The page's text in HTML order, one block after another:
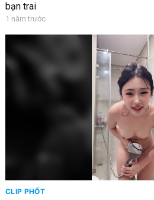
bạn trai
1 năm trước
CLIP PHỐT